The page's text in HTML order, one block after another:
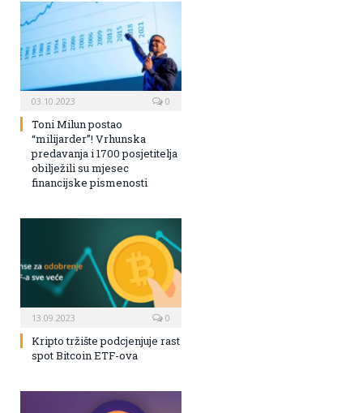
03.10.2023 0
Toni Milun postao
“milijarder”! Vrhunska
predavanja i 1700 posjetitelja
obilježili su mjesec
financijske pismenosti
13.09.2023 0
Kripto tržište podcjenjuje rast
spot Bitcoin ETF-ova